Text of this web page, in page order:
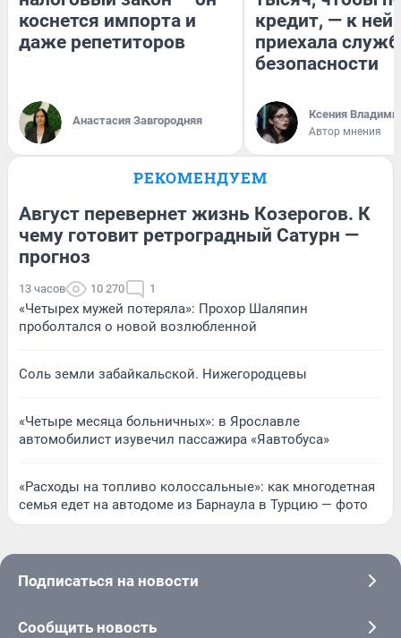
коснется импорта и
даже репетиторов
Анастасия Завгородняя
кредит, — к
приехала
безопасности
Ксения
Автор мнения
РЕКОМЕНДУЕМ
Август перевернет жизнь Козерогов. К
чему готовит ретроградный Сатурн —
прогноз
13 часов 10 270 1
«Четырех мужей потеряла»: Прохор Шаляпин
проболтался о новой возлюбленной
Соль земли забайкальской. Нижегородцевы
«Четыре месяца больничных»: в Ярославле
автомобилист изувечил пассажира «Яавтобуса»
«Расходы на топливо колоссальные»: как многодетная
семья едет на автодоме из Барнаула в Турцию — фото
Подписаться на новости
Сообщить новость